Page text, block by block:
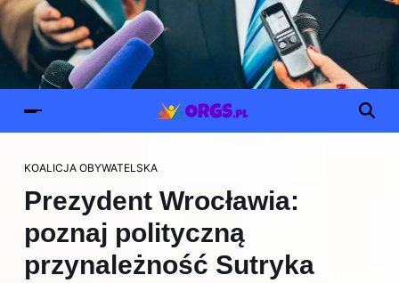
KOALICJA OBYWATELSKA
Prezydent Wrocławia:
poznaj polityczną
przynależność Sutryka